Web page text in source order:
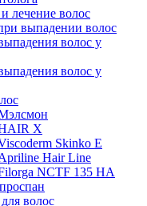
лечение волос
выпадении волос
волос у
волос у
X
Skinko E
Hair Line
NCTF 135 HA
волос